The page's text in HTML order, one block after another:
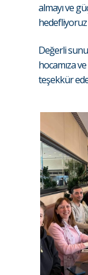
almayı ve
hedefliyoruz
Değerli
hocamıza
teşekkür